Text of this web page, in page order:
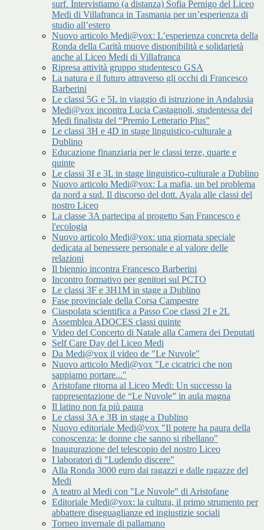
surf. Intervistiamo (a distanza) Sofia Pernigo del Liceo
Medi di Villafranca in Tasmania per un’esperienza di
studio all’estero
Nuovo articolo Medi@vox: L’esperienza concreta della
Ronda della Carità muove disponibilità e solidarietà
anche al Liceo Medi di Villafranca
Ripresa attività gruppo studentesco GSA
La natura e il futuro attraverso gli occhi di Francesco
Barberini
Le classi 5G e 5L in viaggio di istruzione in Andalusia
Medi@vox incontra Lucia Castagnoli, studentessa del
Medi finalista del “Premio Letterario Plus”
Le classi 3H e 4D in stage linguistico-culturale a
Dublino
Educazione finanziaria per le classi terze, quarte e
quinte
Le classi 3I e 3L in stage linguistico-culturale a Dublino
Nuovo articolo Medi@vox: La mafia, un bel problema
da nord a sud. Il discorso del dott. Ayala alle classi del
nostro Liceo
La classe 3A partecipa al progetto San Francesco e
l'ecologia
Nuovo articolo Medi@vox: una giornata speciale
dedicata al benessere personale e al valore delle
relazioni
Il biennio incontra Francesco Barberini
Incontro formativo per genitori sul PCTO
Le classi 3F e 3H1M in stage a Dublino
Fase provinciale della Corsa Campestre
Ciaspolata scientifica a Passo Coe classi 2I e 2L
Assemblea ADOCES classi quinte
Video del Concerto di Natale alla Camera dei Deputati
Self Care Day del Liceo Medi
Da Medi@vox il video de "Le Nuvole"
Nuovo articolo Medi@vox "Le cicatrici che non
sappiamo portare..."
Aristofane ritorna al Liceo Medi: Un successo la
rappresentazione de “Le Nuvole” in aula magna
Il latino non fa più paura
Le classi 3A e 3B in stage a Dublino
Nuovo editoriale Medi@vox "Il potere ha paura della
conoscenza: le donne che sanno si ribellano"
Inaugurazione del telescopio del nostro Liceo
I laboratori di "Ludendo discere"
Alla Ronda 3000 euro dai ragazzi e dalle ragazze del
Medi
A teatro al Medi con "Le Nuvole" di Aristofane
Editoriale Medi@vox: la cultura, il primo strumento per
abbattere diseguaglianze ed ingiustizie sociali
Torneo invernale di pallamano